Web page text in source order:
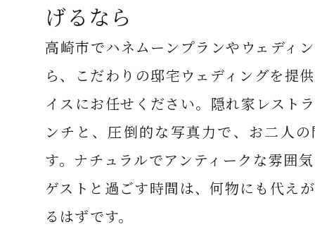
げるなら
高崎市でハネムーンプランやウェディ
ら、こだわりの邸宅ウェディングを提
イスにお任せください。隠れ家レスト
ンチと、圧倒的な写真力で、お二人
す。ナチュラルでアンティークな雰囲
ゲストと過ごす時間は、何物にも代え
るはずです。